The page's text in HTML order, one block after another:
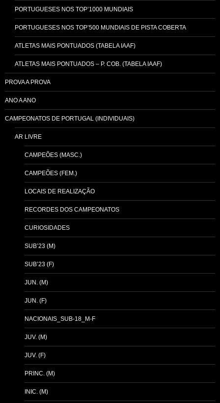
PORTUGUESES NOS TOP’1000 MUNDIAIS
PORTUGUESES NOS TOP’500 MUNDIAIS DE PISTA COBERTA
ATLETAS MAIS PONTUADOS (TABELA IAAF)
ATLETAS MAIS PONTUADOS – P. COB. (TABELA IAAF)
PROVA A PROVA
ANO A ANO
CAMPEONATOS DE PORTUGAL (INDIVIDUAIS)
AR LIVRE
CAMPEÕES (MASC.)
CAMPEÕES (FEM.)
LOCAIS DE REALIZAÇÃO
RECORDES DOS CAMPEONATOS
CURIOSIDADES
SUB’23 (M)
SUB’23 (F)
JUN. (M)
JUN. (F)
NACIONAIS_SUB-18_M-F
JUV. (M)
JUV. (F)
PRINC. (M)
INIC. (M)